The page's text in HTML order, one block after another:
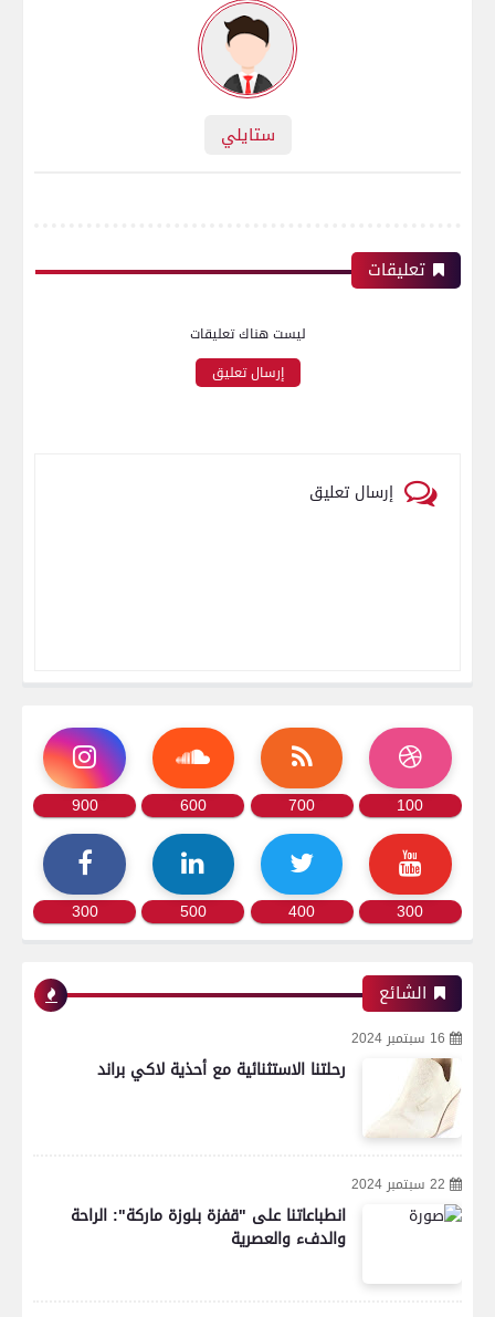
ستايلي
تعليقات
ليست هناك تعليقات
إرسال تعليق
إرسال تعليق
100
700
600
900
300
400
500
300
الشائع
16 سبتمبر 2024
رحلتنا الاستثنائية مع أحذية لاكي براند
22 سبتمبر 2024
انطباعاتنا على "قفزة بلوزة ماركة": الراحة
والدفء والعصرية